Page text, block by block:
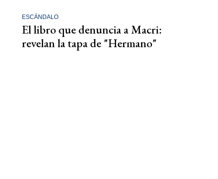
ESCÁNDALO
El libro que denuncia a Macri:
revelan la tapa de "Hermano"